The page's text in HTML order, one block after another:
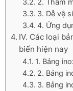
2. Thẩm
3. Dễ vệ
4. Ứng
IV. Các loại
biến hiện nay
1. Bảng
2. Bảng
3. Bảng